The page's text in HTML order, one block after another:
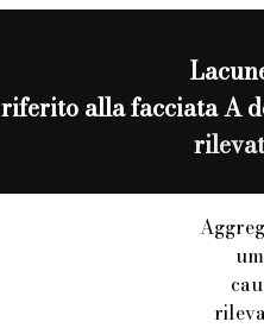
riferito alla facciata A